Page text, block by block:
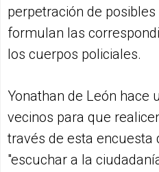
perpetración de posibles
formulan las
los cuerpos policiales.
Yonathan de León hace
vecinos para que
través de esta encuesta
"escuchar a la